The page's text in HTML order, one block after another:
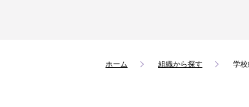
ホーム 組織から探す 学